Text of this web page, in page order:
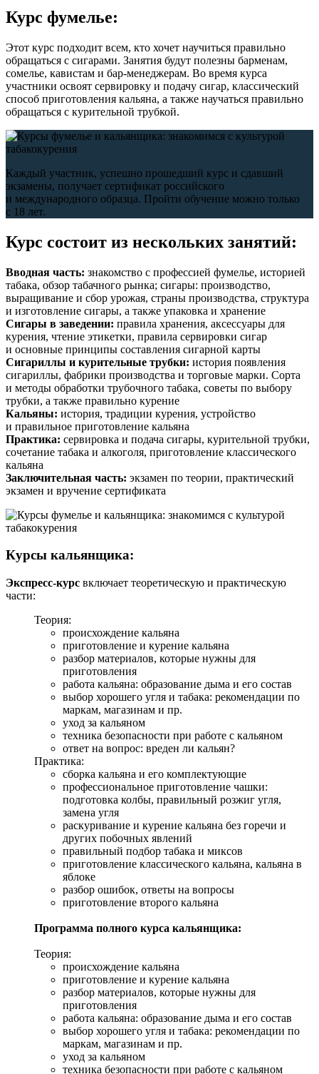
Курс фумелье:
Этот курс подходит всем, кто хочет научиться правильно
обращаться с сигарами. Занятия будут полезны барменам,
сомелье, кавистам и бар-менеджерам. Во время курса
участники освоят сервировку и подачу сигар, классический
способ приготовления кальяна, а также научаться правильно
обращаться с курительной трубкой.
Каждый участник, успешно прошедший курс и сдавший
экзамены, получает сертификат российского
и международного образца. Пройти обучение можно только
с 18 лет.
Курс состоит из нескольких занятий:
Вводная часть: знакомство с профессией фумелье, историей
табака, обзор табачного рынка; сигары: производство,
выращивание и сбор урожая, страны производства, структура
и изготовление сигары, а также упаковка и хранение
Сигары в заведении: правила хранения, аксессуары для
курения, чтение этикетки, правила сервировки сигар
и основные принципы составления сигарной карты
Сигариллы и курительные трубки: история появления
сигариллы, фабрики производства и торговые марки. Сорта
и методы обработки трубочного табака, советы по выбору
трубки, а также правильно курение
Кальяны: история, традиции курения, устройство
и правильное приготовление кальяна
Практика: сервировка и подача сигары, курительной трубки,
сочетание табака и алкоголя, приготовление классического
кальяна
Заключительная часть: экзамен по теории, практический
экзамен и вручение сертификата
Курсы кальянщика:
Экспресс-курс включает теоретическую и практическую
части:
Теория:
происхождение кальяна
приготовление и курение кальяна
разбор материалов, которые нужны для
приготовления
работа кальяна: образование дыма и его состав
выбор хорошего угля и табака: рекомендации по
маркам, магазинам и пр.
уход за кальяном
техника безопасности при работе с кальяном
ответ на вопрос: вреден ли кальян?
Практика:
сборка кальяна и его комплектующие
профессиональное приготовление чашки:
подготовка колбы, правильный розжиг угля,
замена угля
раскуривание и курение кальяна без горечи и
других побочных явлений
правильный подбор табака и миксов
приготовление классического кальяна, кальяна в
яблоке
разбор ошибок, ответы на вопросы
приготовление второго кальяна
Программа полного курса кальянщика:
Теория:
происхождение кальяна
приготовление и курение кальяна
разбор материалов, которые нужны для
приготовления
работа кальяна: образование дыма и его состав
выбор хорошего угля и табака: рекомендации по
маркам, магазинам и пр.
уход за кальяном
техника безопасности при работе с кальяном